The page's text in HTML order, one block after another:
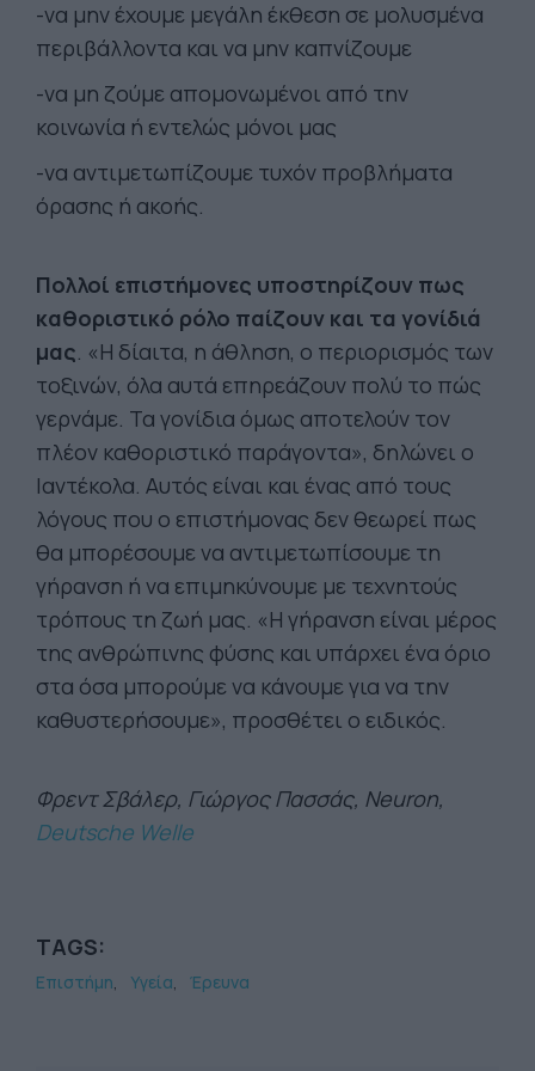
-να μην έχουμε μεγάλη έκθεση σε μολυσμένα
περιβάλλοντα και να μην καπνίζουμε
-να μη ζούμε απομονωμένοι από την
κοινωνία ή εντελώς μόνοι μας
-να αντιμετωπίζουμε τυχόν προβλήματα
όρασης ή ακοής.
Πολλοί επιστήμονες υποστηρίζουν πως
καθοριστικό ρόλο παίζουν και τα γονίδιά
μας. «Η δίαιτα, η άθληση, ο περιορισμός των
τοξινών, όλα αυτά επηρεάζουν πολύ το πώς
γερνάμε. Τα γονίδια όμως αποτελούν τον
πλέον καθοριστικό παράγοντα», δηλώνει ο
Ιαντέκολα. Αυτός είναι και ένας από τους
λόγους που ο επιστήμονας δεν θεωρεί πως
θα μπορέσουμε να αντιμετωπίσουμε τη
γήρανση ή να επιμηκύνουμε με τεχνητούς
τρόπους τη ζωή μας. «Η γήρανση είναι μέρος
της ανθρώπινης φύσης και υπάρχει ένα όριο
στα όσα μπορούμε να κάνουμε για να την
καθυστερήσουμε», προσθέτει ο ειδικός.
Φρεντ Σβάλερ, Γιώργος Πασσάς, Neuron,
Deutsche Welle
TAGS:
Επιστήμη Υγεία Έρευνα